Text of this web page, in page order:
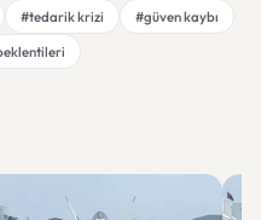
#tedarik krizi
#güven kaybı